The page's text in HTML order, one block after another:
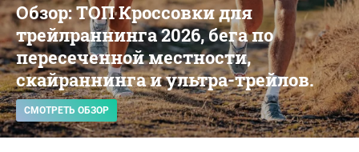
Обзор: ТОП Кроссовки для
трейлраннинга 2026, бега по
пересеченной местности,
скайраннинга и ультра-трейлов.
СМОТРЕТЬ ОБЗОР